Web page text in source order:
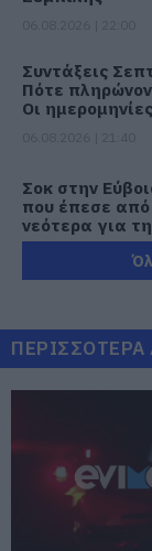
Συντάξεις
Πότε
Οι
Σοκ στην
που έπεσε
νεότερα για
06.08.2026 | 21:20
– Νέο βίντεο
06.08.2026 | 21:00
στο
06.08.2026 | 21:00
«Ανάσα» για
ΠΕΡΙΣΣΟΤΕΡΑ